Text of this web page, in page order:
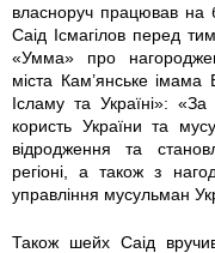
власноруч працював на
Саід Ісмагілов перед
«Умма» про
міста Кам’янське
Ісламу та Україні»:
користь України та
відродження та
регіоні, а також з
управління мусульман
Також шейх Саід